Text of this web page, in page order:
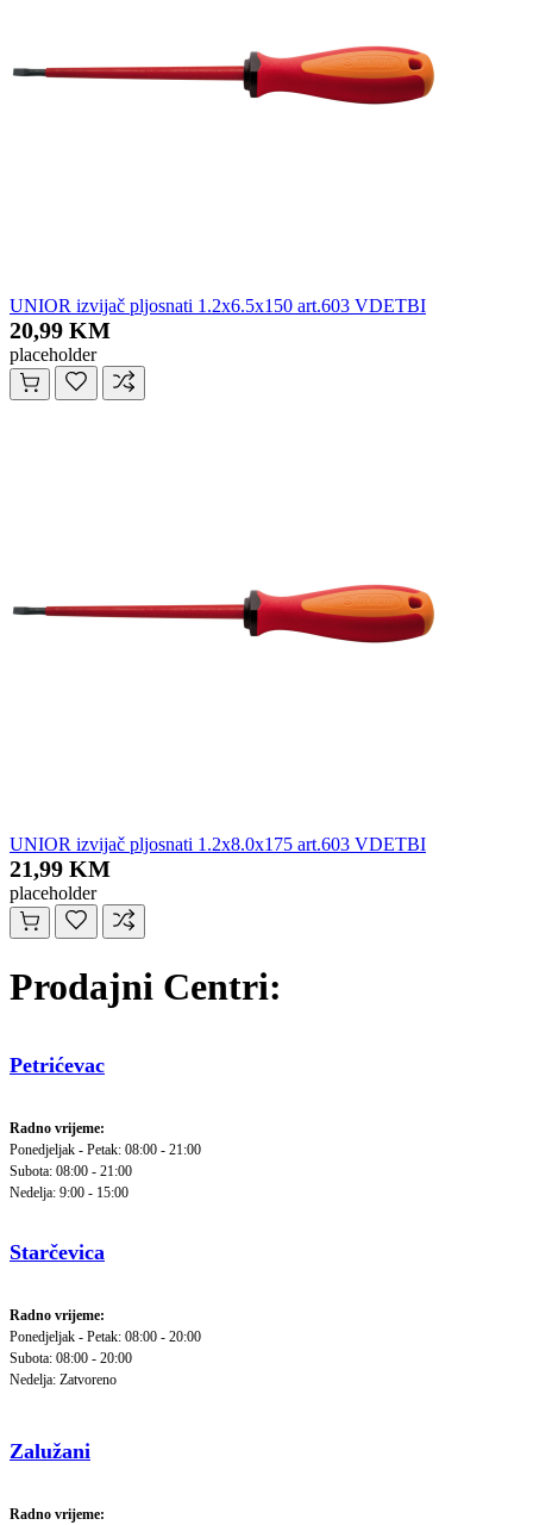
UNIOR izvijač pljosnati 1.2x6.5x150 art.603 VDETBI
20,99 KM
placeholder
UNIOR izvijač pljosnati 1.2x8.0x175 art.603 VDETBI
21,99 KM
placeholder
Prodajni Centri:
Petrićevac
Radno vrijeme:
Ponedjeljak - Petak: 08:00 - 21:00
Subota: 08:00 - 21:00
Nedelja: 9:00 - 15:00
Starčevica
Radno vrijeme:
Ponedjeljak - Petak: 08:00 - 20:00
Subota: 08:00 - 20:00
Nedelja: Zatvoreno
Zalužani
Radno vrijeme: